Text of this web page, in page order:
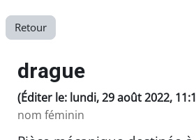
Retour
drague
(Éditer le: lundi, 29 août 2022,
nom féminin